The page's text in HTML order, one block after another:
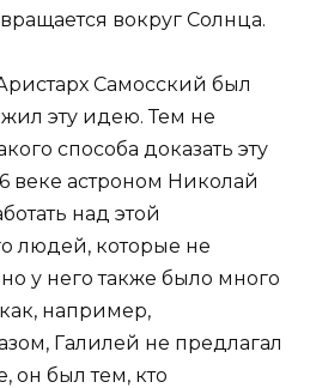
вокруг Солнца.
Самосский был
эту идею. Тем не
способа доказать эту
веке астроном Николай
над этой
людей, которые не
у него также было много
например,
Галилей не предлагал
он был тем, кто